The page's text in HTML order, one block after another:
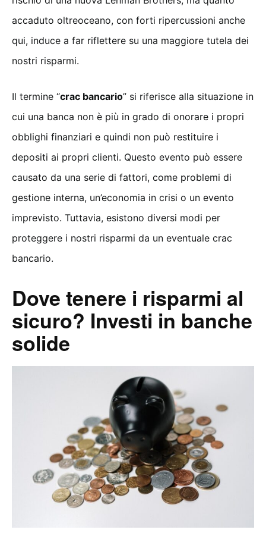
accaduto oltreoceano, con forti ripercussioni anche
qui, induce a far riflettere su una maggiore tutela dei
nostri risparmi.
Il termine “crac bancario” si riferisce alla situazione in
cui una banca non è più in grado di onorare i propri
obblighi finanziari e quindi non può restituire i
depositi ai propri clienti. Questo evento può essere
causato da una serie di fattori, come problemi di
gestione interna, un’economia in crisi o un evento
imprevisto. Tuttavia, esistono diversi modi per
proteggere i nostri risparmi da un eventuale crac
bancario.
Dove tenere i risparmi al
sicuro? Investi in banche
solide